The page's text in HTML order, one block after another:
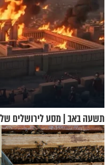
תשעה באב | מסע לירושלים